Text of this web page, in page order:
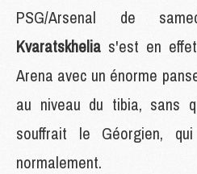
PSG/Arsenal de
Kvaratskhelia s'est en
Arena avec un énorme
au niveau du tibia, sans
souffrait le Géorgien,
normalement.